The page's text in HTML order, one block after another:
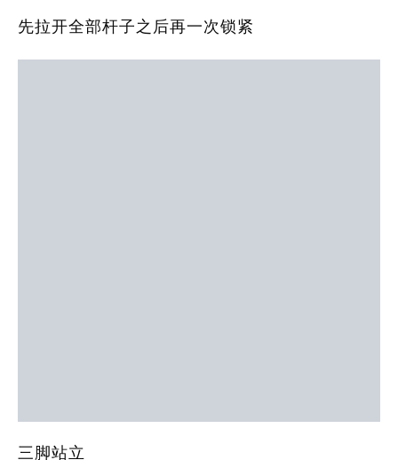
先拉开全部杆子之后再一次锁紧
三脚站立